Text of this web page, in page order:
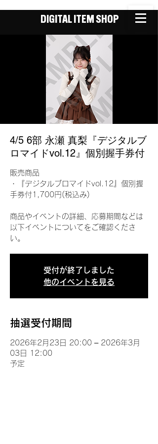
DIGITAL ITEM SHOP
4/5 6部 永瀬 真梨『デジタルブ
ロマイドvol.12』個別握手券付
販売商品
・『デジタルブロマイドvol.12』個別握
手券付1,700円(税込み)
商品やイベントの詳細、応募期間などは
以下イベントについてをご確認くださ
い。
受付が終了しました
他のイベントを見る
抽選受付期間
2026年2月23日 20:00 – 2026年3月
03日 12:00
予定